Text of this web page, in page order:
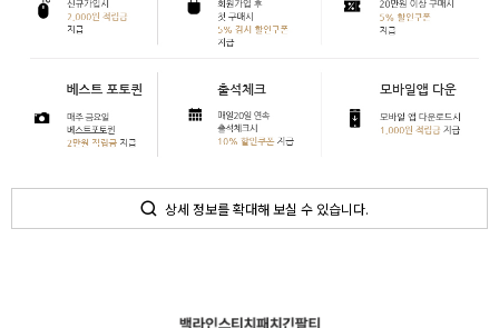
상세 정보를 확대해 보실 수 있습니다.